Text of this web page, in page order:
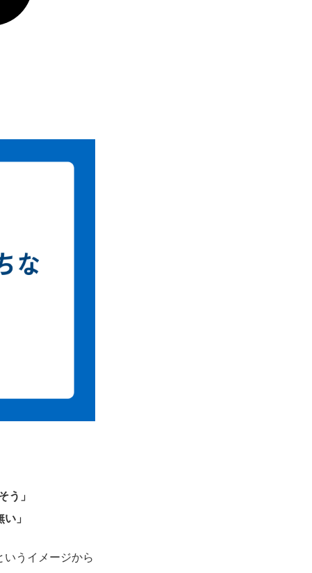
う」
」
いうイメージから